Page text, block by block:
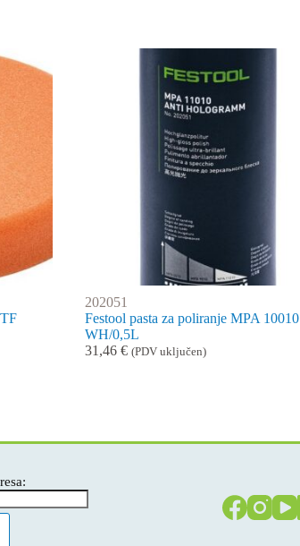
202051
Festool pasta za poliranje MPA 10010
WH/0,5L
31,46€ (PDV uključen)